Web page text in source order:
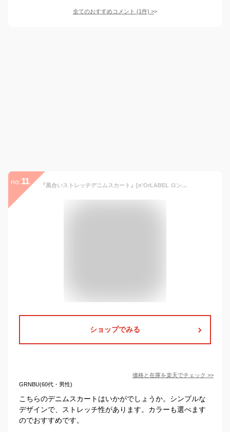
全てのおすすめコメント (1件) >
no. 11 『風合いストレッチデニムスカート』[n'OrLABEL ロング スカート デニム レディース ボトムス マキシ丈 Aライン スリット ヴィンテージ シンプル]【メール便不可】【20】
ショップでみる
価格と在庫を楽天でチェック >>
GRNBU(60代・男性)
こちらのデニムスカートはいかがでしょうか。シンプルな
デザインで、ストレッチ性があります。カラーも選べます
のでおすすめです。